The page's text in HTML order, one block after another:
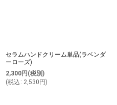
セラムハンドクリーム単品(ラベンダ
ーローズ)
2,300円 (税別)
(税込 : 2,530 円)